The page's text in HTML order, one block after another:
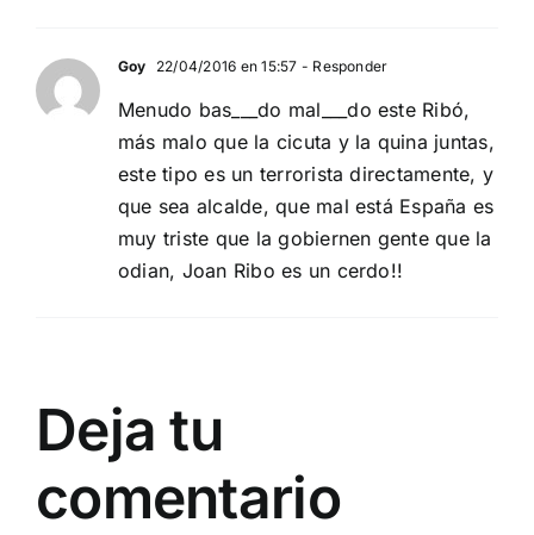
Goy 22/04/2016 en 15:57 - Responder
Menudo bas___do mal___do este Ribó,
más malo que la cicuta y la quina juntas,
este tipo es un terrorista directamente, y
que sea alcalde, que mal está España es
muy triste que la gobiernen gente que la
odian, Joan Ribo es un cerdo!!
Deja tu
comentario